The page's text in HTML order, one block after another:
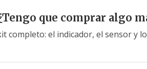
que comprar algo
completo: el indicador, el sensor y